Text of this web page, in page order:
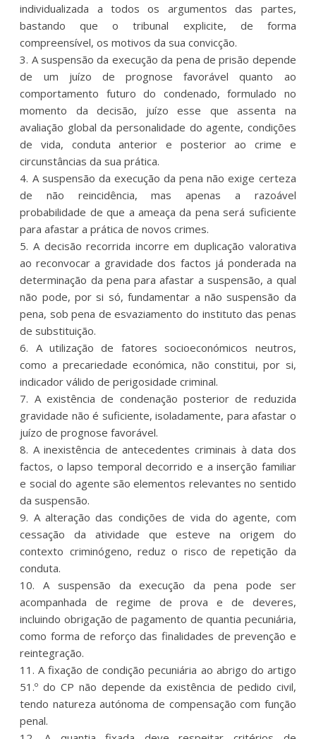
individualizada a todos os argumentos das partes,
bastando que o tribunal explicite, de forma
compreensível, os motivos da sua convicção.
3. A suspensão da execução da pena de prisão depende
de um juízo de prognose favorável quanto ao
comportamento futuro do condenado, formulado no
momento da decisão, juízo esse que assenta na
avaliação global da personalidade do agente, condições
de vida, conduta anterior e posterior ao crime e
circunstâncias da sua prática.
4. A suspensão da execução da pena não exige certeza
de não reincidência, mas apenas a razoável
probabilidade de que a ameaça da pena será suficiente
para afastar a prática de novos crimes.
5. A decisão recorrida incorre em duplicação valorativa
ao reconvocar a gravidade dos factos já ponderada na
determinação da pena para afastar a suspensão, a qual
não pode, por si só, fundamentar a não suspensão da
pena, sob pena de esvaziamento do instituto das penas
de substituição.
6. A utilização de fatores socioeconómicos neutros,
como a precariedade económica, não constitui, por si,
indicador válido de perigosidade criminal.
7. A existência de condenação posterior de reduzida
gravidade não é suficiente, isoladamente, para afastar o
juízo de prognose favorável.
8. A inexistência de antecedentes criminais à data dos
factos, o lapso temporal decorrido e a inserção familiar
e social do agente são elementos relevantes no sentido
da suspensão.
9. A alteração das condições de vida do agente, com
cessação da atividade que esteve na origem do
contexto criminógeno, reduz o risco de repetição da
conduta.
10. A suspensão da execução da pena pode ser
acompanhada de regime de prova e de deveres,
incluindo obrigação de pagamento de quantia pecuniária,
como forma de reforço das finalidades de prevenção e
reintegração.
11. A fixação de condição pecuniária ao abrigo do artigo
51.º do CP não depende da existência de pedido civil,
tendo natureza autónoma de compensação com função
penal.